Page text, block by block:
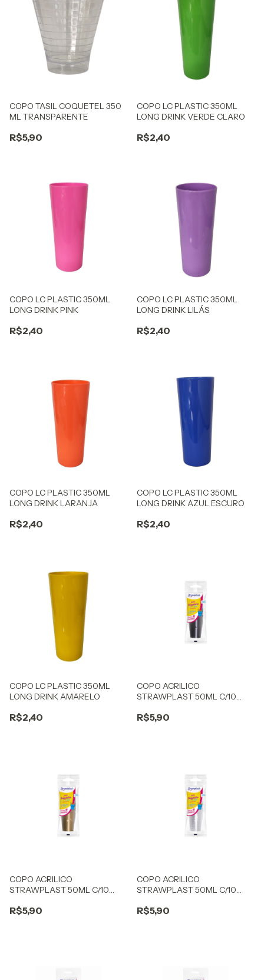
COPO TASIL COQUETEL 350
ML TRANSPARENTE
R$5,90
COPO LC PLASTIC 350ML
LONG DRINK VERDE CLARO
R$2,40
COPO LC PLASTIC 350ML
LONG DRINK PINK
R$2,40
COPO LC PLASTIC 350ML
LONG DRINK LILÁS
R$2,40
COPO LC PLASTIC 350ML
LONG DRINK LARANJA
R$2,40
COPO LC PLASTIC 350ML
LONG DRINK AZUL ESCURO
R$2,40
COPO LC PLASTIC 350ML
LONG DRINK AMARELO
R$2,40
COPO ACRILICO
STRAWPLAST 50ML C/10
R$5,90
COPO ACRILICO
STRAWPLAST 50ML C/10
R$5,90
COPO ACRILICO
STRAWPLAST 50ML C/10
R$5,90